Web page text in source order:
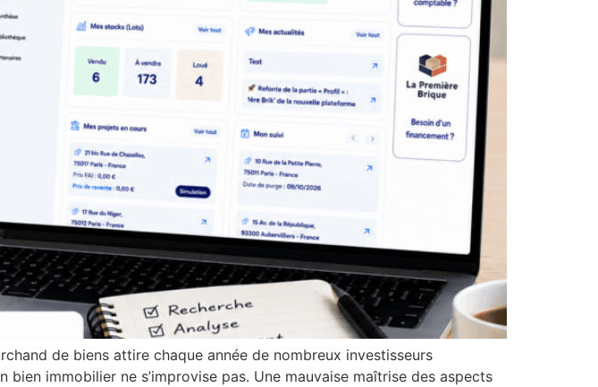
de biens attire chaque année de nombreux investisseurs
immobilier ne s’improvise pas. Une mauvaise maîtrise des aspects